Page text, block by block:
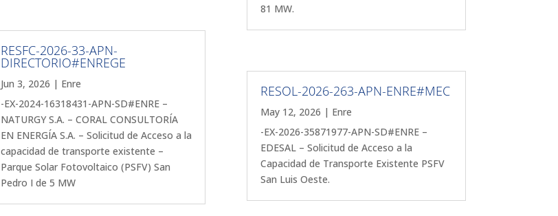
RESFC-2026-33-APN-
DIRECTORIO#ENREGE
Jun 3, 2026 | Enre
-EX-2024-16318431-APN-SD#ENRE –
NATURGY S.A. – CORAL CONSULTORÍA
EN ENERGÍA S.A. – Solicitud de Acceso a la
capacidad de transporte existente –
Parque Solar Fotovoltaico (PSFV) San
Pedro I de 5 MW
81 MW.
RESOL-2026-263-APN-ENRE#MEC
May 12, 2026 | Enre
-EX-2026-35871977-APN-SD#ENRE –
EDESAL – Solicitud de Acceso a la
Capacidad de Transporte Existente PSFV
San Luis Oeste.